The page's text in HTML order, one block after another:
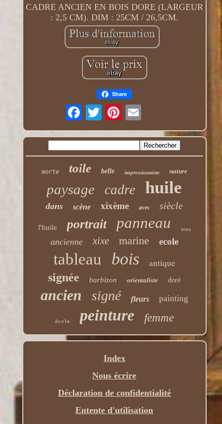
CADRE ANCIEN EN BOIS DORE (LARGEUR
: 2,5 CM). DIM : 25CM / 26,5CM.
Share
morte toile belle impressionniste nature
paysage cadre huile
dans scène xixème avec siècle
l'huile portrait panneau sous
ancienne xixe marine ecole
tableau bois antique
signée barbizon orientaliste doré
ancien signé fleurs painting
école peinture femme
Index
Nous écrire
Déclaration de confidentialité
Entente d'utilisation